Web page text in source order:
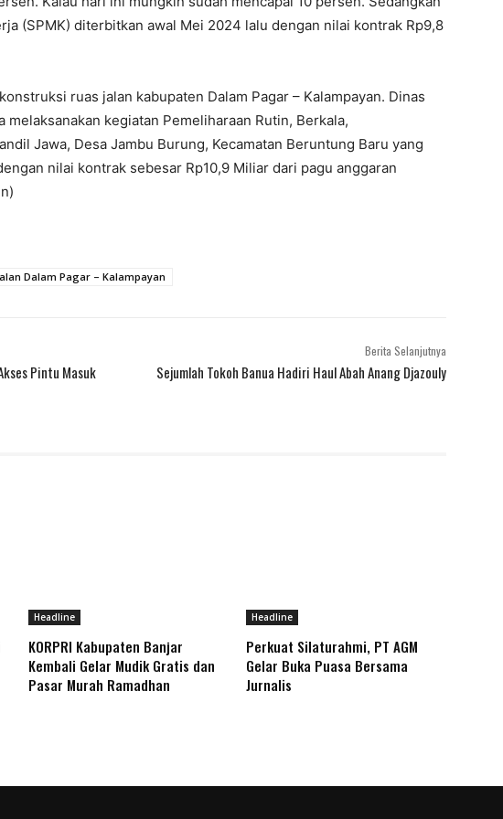
(SPMK) diterbitkan awal Mei 2024 lalu dengan nilai kontrak Rp9,8
ruas jalan kabupaten Dalam Pagar – Kalampayan. Dinas
melaksanakan kegiatan Pemeliharaan Rutin, Berkala,
Jawa, Desa Jambu Burung, Kecamatan Beruntung Baru yang
nilai kontrak sebesar Rp10,9 Miliar dari pagu anggaran
Dalam Pagar – Kalampayan
Pintu Masuk
Berita Selanjutnya
Sejumlah Tokoh Banua Hadiri Haul Abah Anang Djazouly
Headline
KORPRI Kabupaten Banjar
Kembali Gelar Mudik Gratis dan
Pasar Murah Ramadhan
Headline
Perkuat Silaturahmi, PT AGM
Gelar Buka Puasa Bersama
Jurnalis